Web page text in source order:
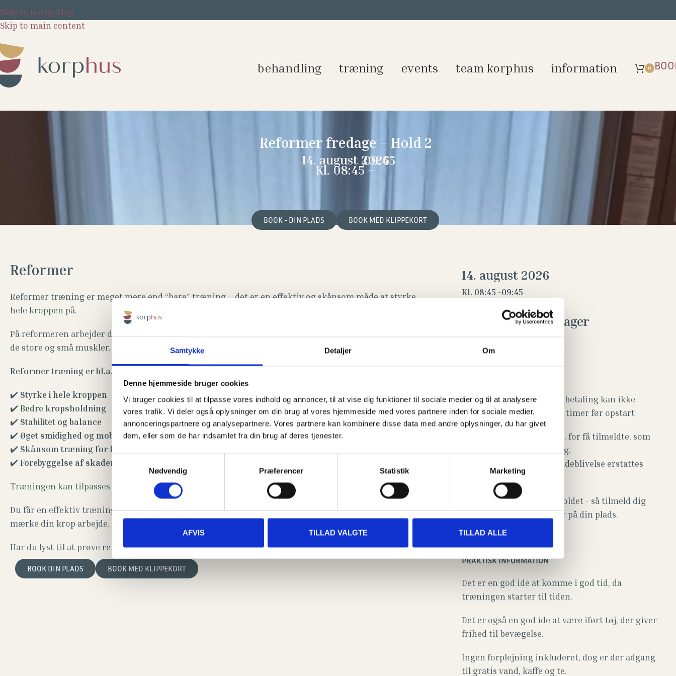
Samtykke Detaljer Om
Denne hjemmeside bruger cookies
Vi bruger cookies til at tilpasse vores indhold og annoncer, til at vise dig funktioner til sociale medier og til at analysere
vores trafik. Vi deler også oplysninger om din brug af vores hjemmeside med vores partnere inden for sociale medier,
annonceringspartnere og analysepartnere. Vores partnere kan kombinere disse data med andre oplysninger, du har givet
dem, eller som de har indsamlet fra din brug af deres tjenester.
Nødvendig
Præferencer Statistik Marketing
AFVIS TILLAD VALGTE TILLAD ALLE
Skip to navigation
Skip to main content
behandling træning events team korphus information 0
Reformer fredage – Hold 2
14. august 2026
Kl. 08:45 –
09:45
BOOK - DIN PLADS BOOK MED KLIPPEKORT
Reformer
Reformer træning er meget mere end “bare” træning – det er en effektiv og skånsom måde at styrke
hele kroppen på.
På reformeren arbejder du med modstand fra fjedre og kontrollerede bevægelser, som aktiverer både
de store og små muskler.
Reformer træning er bl.a. godt for:
✔️ Styrke i hele kroppen – især core, ryg og baller
✔️ Bedre kropsholdning
✔️ Stabilitet og balance
✔️ Øget smidighed og mobilitet
✔️ Skånsom træning for led og muskler
✔️ Forebyggelse af skader
Træningen kan tilpasses alle niveauer – uanset om du er nybegynder eller vant til at træne.
Du får en effektiv træning, hvor kvaliteten af bevægelserne er i fokus, og hvor du virkelig kan
mærke din krop arbejde.
Har du lyst til at prøve reformer? Så kom og vær med – vi glæder os til at se dig!
BOOK DIN PLADS BOOK MED KLIPPEKORT
14. august 2026
Kl. 08:45 -09:45
Pris: 175 kr pr deltager
Læs mere
Tilskud fra Danmark
Tilmelding er bindende - betaling kan ikke
refunderes senere end 24 timer før opstart
Vi tager forbehold for evt. for få tilmeldte, som
vil afstedkomme aflysning.
Ved sygdom eller anden udeblivelse erstattes
tiden ikke.
Der er max 8 pladser på holdet - så tilmeld dig
hurtigt for at være sikker på din plads.
PRAKTISK INFORMATION
Det er en god ide at komme i god tid, da
træningen starter til tiden.
Det er også en god ide at være iført tøj, der giver
frihed til bevægelse.
Ingen forplejning inkluderet, dog er der adgang
til gratis vand, kaffe og te.